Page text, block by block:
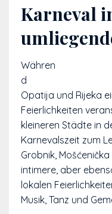
Karneval
Währen
d
Opatija und Rijeka
Feierlichkeiten
kleineren Städte in
Karnevalszeit zum
Grobnik,
intimere, aber
lokalen
Musik, Tanz und